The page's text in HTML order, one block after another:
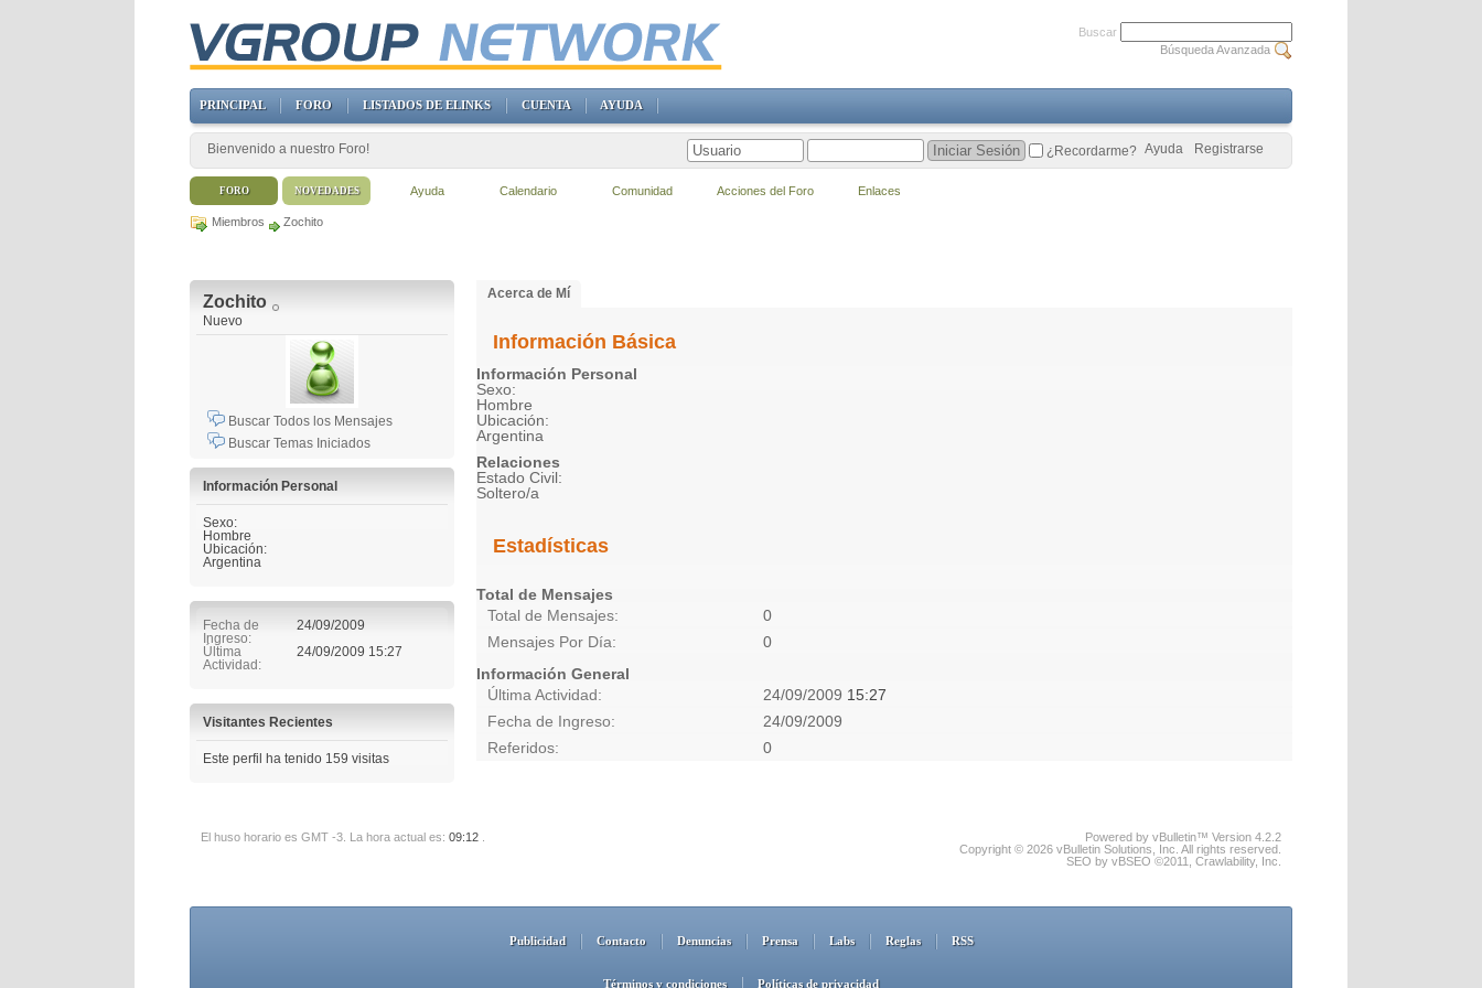
Miembros Zochito
Zochito
Nuevo
Buscar Todos los Mensajes
Buscar Temas Iniciados
Información Personal
Sexo:
Hombre
Ubicación:
Argentina
Fecha de
Ingreso
24/09/2009
Última
Actividad
24/09/2009 15:27
Visitantes Recientes
Este perfil ha tenido 159 visitas
Acerca de Mí
Información Básica
Información Personal
Sexo:
Hombre
Ubicación:
Argentina
Relaciones
Estado Civil:
Soltero/a
Estadísticas
Total de Mensajes
Total de Mensajes
0
Mensajes Por Día
0
Información General
Última Actividad
24/09/2009 15:27
Fecha de Ingreso
24/09/2009
Referidos
0
El huso horario es GMT -3. La hora actual es: 09:12
Powered by vBulletin™ Version 4.2.2
Copyright © 2026 vBulletin Solutions, Inc. All rights reserved.
SEO by vBSEO ©2011, Crawlability, Inc.
Publicidad Contacto Denuncias Prensa Labs Reglas RSS
Términos y condiciones Políticas de privacidad
Buscar
Búsqueda Avanzada
PRINCIPAL FORO LISTADOS DE ELINKS CUENTA AYUDA
Bienvenido a nuestro Foro! Registrarse
Ayuda
¿Recordarme?
FORO Ayuda Calendario Comunidad Acciones del Foro Enlaces
NOVEDADES